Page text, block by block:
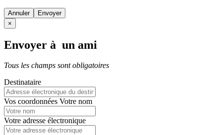
Annuler
×
Envoyer à un ami
Tous les champs sont obligatoires
Destinataire
Vos coordonnées Votre nom
Votre adresse électronique